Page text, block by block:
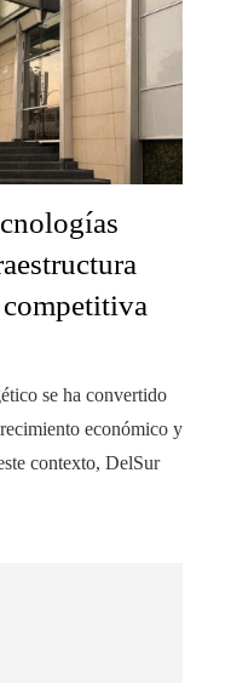
se ha convertido
económico y
contexto, DelSur